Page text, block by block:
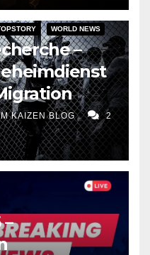
WORLD NEWS
–
KAIZEN BLOG 2